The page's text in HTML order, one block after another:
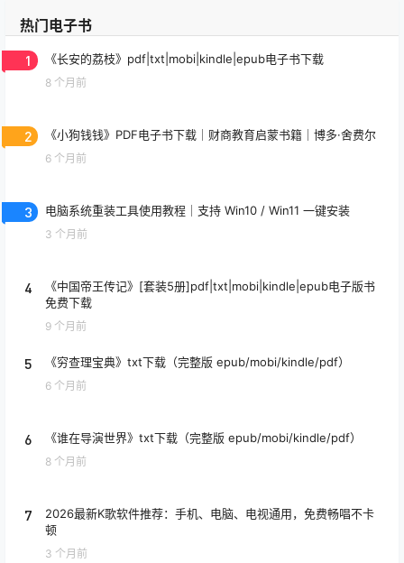
热门电子书
1 《长安的荔枝》pdf|txt|mobi|kindle|epub电子书下载
8 个月前
2 《小狗钱钱》PDF电子书下载｜财商教育启蒙书籍｜博多·舍费尔
6 个月前
3 电脑系统重装工具使用教程｜支持 Win10 / Win11 一键安装
3 个月前
4
《中国帝王传记》[套装5册]pdf|txt|mobi|kindle|epub电子版书
免费下载
9 个月前
5 《穷查理宝典》txt下载（完整版 epub/mobi/kindle/pdf）
6 个月前
6 《谁在导演世界》txt下载（完整版 epub/mobi/kindle/pdf）
8 个月前
7
2026最新K歌软件推荐：手机、电脑、电视通用，免费畅唱不卡
顿
3 个月前